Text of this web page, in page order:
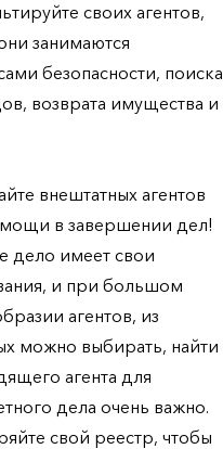
своих агентов,
занимаются
безопасности, поиска
возврата имущества и
внештатных агентов
в завершении дел!
дело имеет свои
и при большом
агентов, из
можно выбирать, найти
агента для
дела очень важно.
свой реестр, чтобы